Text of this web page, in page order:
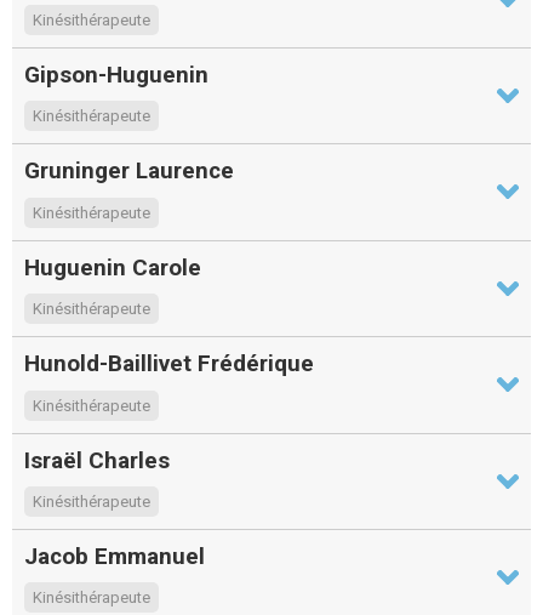
Kinésithérapeute
Gipson-Huguenin
Kinésithérapeute
Gruninger Laurence
Kinésithérapeute
Huguenin Carole
Kinésithérapeute
Hunold-Baillivet Frédérique
Kinésithérapeute
Israël Charles
Kinésithérapeute
Jacob Emmanuel
Kinésithérapeute